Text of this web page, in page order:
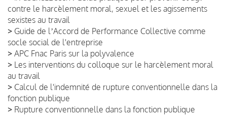
contre le harcèlement moral, sexuel et les agissements
sexistes au travail
> Guide de lʼAccord de Performance Collective comme
socle social de l'entreprise
> APC Fnac Paris sur la polyvalence
> Les interventions du colloque sur le harcèlement moral
au travail
> Calcul de l'indemnité de rupture conventionnelle dans la
fonction publique
> Rupture conventionnelle dans la fonction publique